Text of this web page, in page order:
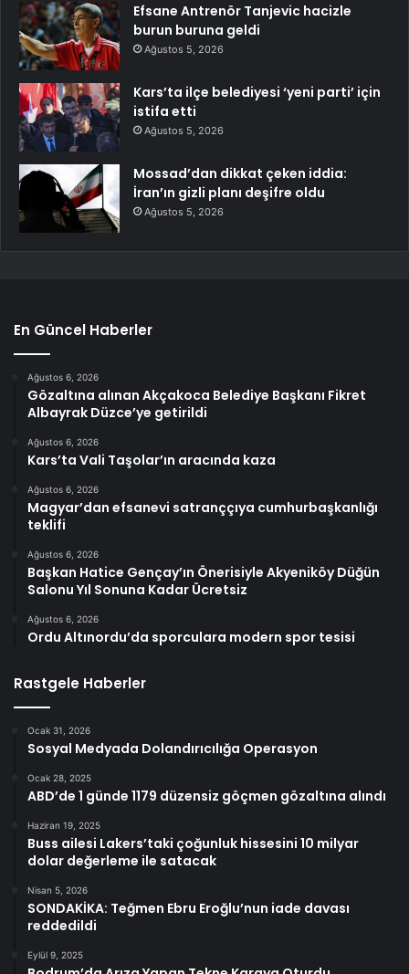
Efsane Antrenör Tanjevic hacizle
burun buruna geldi
Ağustos 5, 2026
Kars’ta ilçe belediyesi ‘yeni parti’ için
istifa etti
Ağustos 5, 2026
Mossad’dan dikkat çeken iddia:
İran’ın gizli planı deşifre oldu
Ağustos 5, 2026
En Güncel Haberler
Ağustos 6, 2026
Gözaltına alınan Akçakoca Belediye Başkanı Fikret
Albayrak Düzce’ye getirildi
Ağustos 6, 2026
Kars’ta Vali Taşolar’ın aracında kaza
Ağustos 6, 2026
Magyar’dan efsanevi satranççıya cumhurbaşkanlığı
teklifi
Ağustos 6, 2026
Başkan Hatice Gençay’ın Önerisiyle Akyeniköy Düğün
Salonu Yıl Sonuna Kadar Ücretsiz
Ağustos 6, 2026
Ordu Altınordu’da sporculara modern spor tesisi
Rastgele Haberler
Ocak 31, 2026
Sosyal Medyada Dolandırıcılığa Operasyon
Ocak 28, 2025
ABD’de 1 günde 1179 düzensiz göçmen gözaltına alındı
Haziran 19, 2025
Buss ailesi Lakers’taki çoğunluk hissesini 10 milyar
dolar değerleme ile satacak
Nisan 5, 2026
SONDAKİKA: Teğmen Ebru Eroğlu’nun iade davası
reddedildi
Eylül 9, 2025